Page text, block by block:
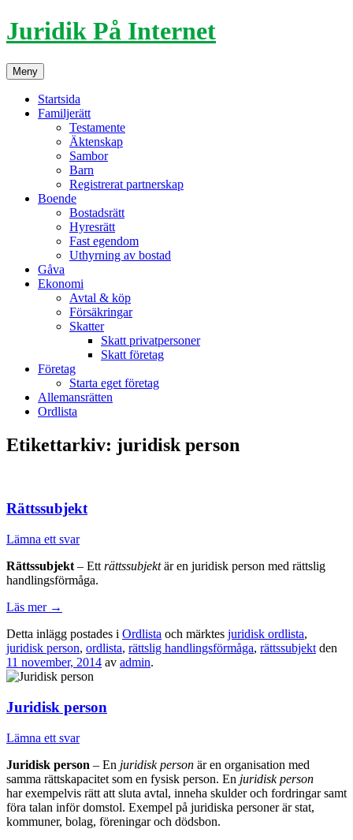
Hoppa
till
Juridik På Internet
Meny
Startsida
Familjerätt
Testamente
Äktenskap
Sambor
Barn
Registrerat partnerskap
Boende
Bostadsrätt
Hyresrätt
Fast egendom
Uthyrning av bostad
Gåva
Ekonomi
Avtal & köp
Försäkringar
Skatter
Skatt privatpersoner
Skatt företag
Företag
Starta eget företag
Allemansrätten
Ordlista
Etikettarkiv: juridisk person
Rättssubjekt
Lämna ett svar
Rättssubjekt – Ett rättssubjektär en juridisk person med rättslig
handlingsförmåga.
Läs mer →
Detta inlägg postades i Ordlista och märktes juridisk ordlista,
juridisk person, ordlista, rättslig handlingsförmåga, rättssubjekt den
11 november, 2014 av admin.
Juridisk person
Lämna ett svar
Juridisk person – En juridisk person är en organisation med
samma rättskapacitet som en fysisk person. En juridisk person
har exempelvis rätt att sluta avtal, inneha skulder och fordringar samt
föra talan inför domstol. Exempel på juridiska personer är stat,
kommuner, bolag, föreningar och dödsbon.